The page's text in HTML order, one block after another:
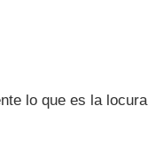
lo que es la locura